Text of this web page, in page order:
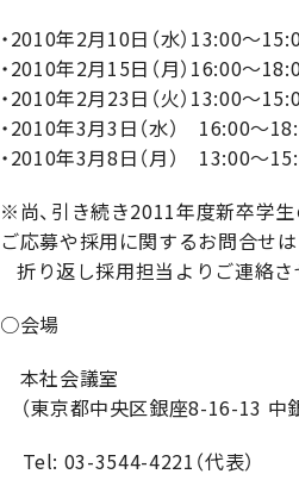
・2010年2月10日（水）13:00〜
・2010年2月15日（月）16:00〜
・2010年2月23日（火）13:00〜
・2010年3月3日（水） 16:00〜
・2010年3月8日（月） 13:00〜
※尚、引き続き2011年度新卒学
ご応募や採用に関するお問合せ
折り返し採用担当よりご連絡
○会場
本社会議室
（東京都中央区銀座8-16-13 中
Tel: 03-3544-4221（代表）